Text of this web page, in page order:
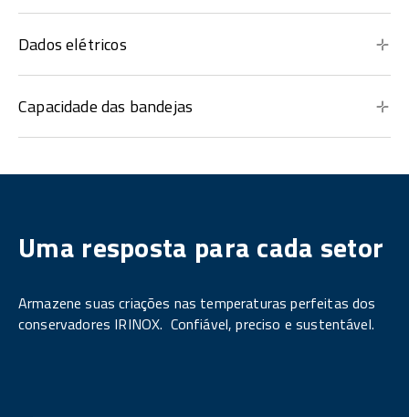
Dados elétricos
Capacidade das bandejas
Uma resposta para cada setor
Armazene suas criações nas temperaturas perfeitas dos
conservadores IRINOX. Confiável, preciso e sustentável.